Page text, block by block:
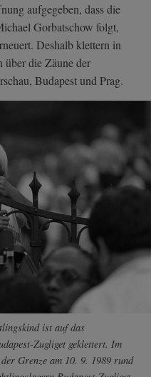
aufgegeben, dass die
Gorbatschow folgt,
Deshalb klettern in
über die Zäune der
Budapest und Prag.
ist auf das
Zugliget geklettert. Im
Grenze am 10. 9. 1989 rund